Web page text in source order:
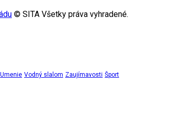
© SITA Všetky práva vyhradené.
Umenie Vodný slalom Zaujímavosti Šport